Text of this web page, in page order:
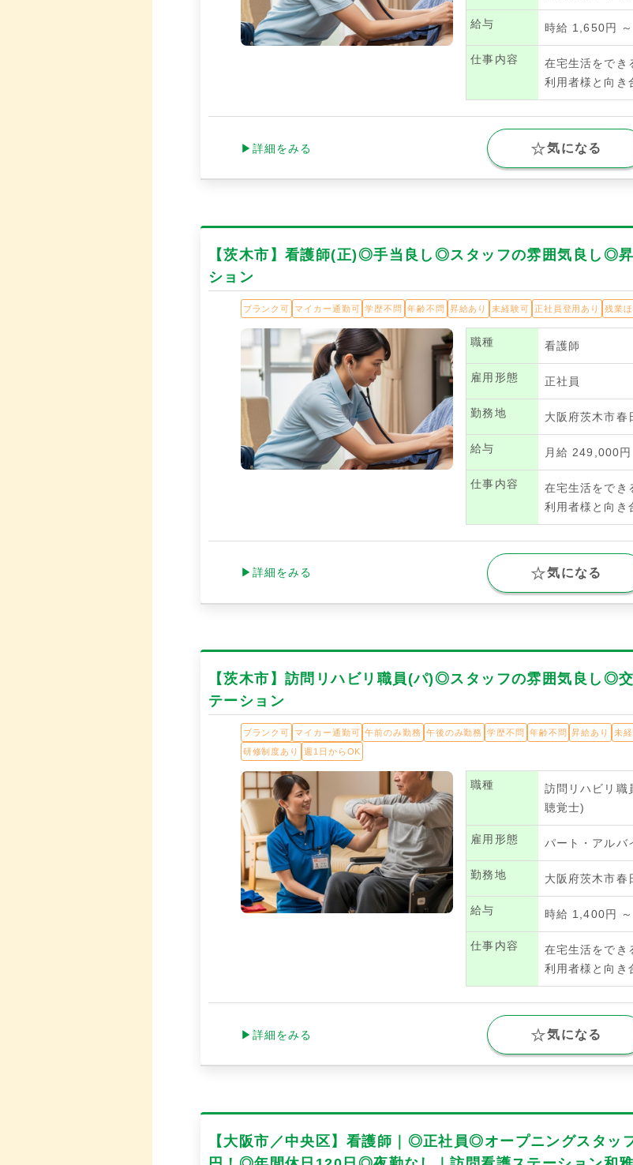
給与 時給 1,650円
仕事内容
在宅生活をでき
利用者様と向き
▶詳細をみる 気になる
【茨木市】看護師(正)◎手当良し◎スタッフの雰囲気良し◎
ション
ブランク可 マイカー通勤可 学歴不問 年齢不問 昇給あり 未経験可 正社員登用あり 残業
職種 看護師
雇用形態 正社員
勤務地 大阪府茨木市
給与 月給 249,000
仕事内容
在宅生活をでき
利用者様と向き
▶詳細をみる 気になる
【茨木市】訪問リハビリ職員(パ)◎スタッフの雰囲気良し◎
テーション
ブランク可 マイカー通勤可 午前のみ勤務 午後のみ勤務 学歴不問 年齢不問 昇給あり 未
研修制度あり
週1日からOK
職種
訪問リハビリ職
聴覚士)
雇用形態 パート・アルバ
勤務地 大阪府茨木市
給与 時給 1,400円
仕事内容
在宅生活をでき
利用者様と向き
▶詳細をみる 気になる
【大阪市／中央区】看護師｜◎正社員◎オープニングスタ